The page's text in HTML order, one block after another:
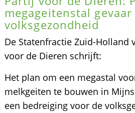
megageitenstal
volksgezondheid
De Statenfractie Zuid-Holland
voor de Dieren schrijft:
Het plan om een megastal
melkgeiten te bouwen in
een bedreiging voor de